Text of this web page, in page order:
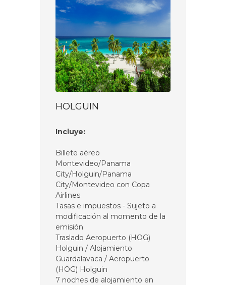
HOLGUIN
Incluye:
Billete aéreo
Montevideo/Panama
City/Holguin/Panama
City/Montevideo con Copa
Airlines
Tasas e impuestos - Sujeto a
modificación al momento de la
emisión
Traslado Aeropuerto (HOG)
Holguin / Alojamiento
Guardalavaca / Aeropuerto
(HOG) Holguin
7 noches de alojamiento en